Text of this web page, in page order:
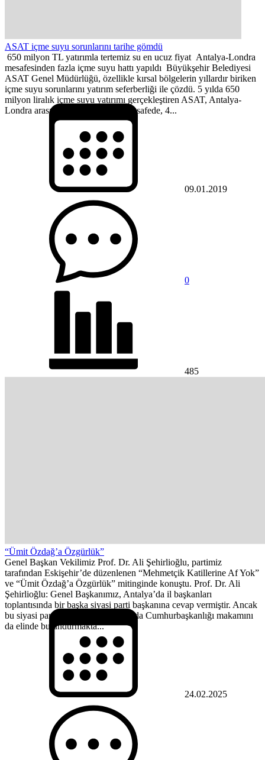
ASAT içme suyu sorunlarını tarihe gömdü
650 milyon TL yatırımla tertemiz su en ucuz fiyat Antalya-Londra
mesafesinden fazla içme suyu hattı yapıldı Büyükşehir Belediyesi
ASAT Genel Müdürlüğü, özellikle kırsal bölgelerin yıllardır biriken
içme suyu sorunlarını yatırım seferberliği ile çözdü. 5 yılda 650
milyon liralık içme suyu yatırımı gerçekleştiren ASAT, Antalya-
Londra arasından daha uzun bir mesafede, 4...
09.01.2019
0
485
“Ümit Özdağ’a Özgürlük”
Genel Başkan Vekilimiz Prof. Dr. Ali Şehirlioğlu, partimiz
tarafından Eskişehir’de düzenlenen “Mehmetçik Katillerine Af Yok”
ve “Ümit Özdağ’a Özgürlük” mitinginde konuştu. Prof. Dr. Ali
Şehirlioğlu: Genel Başkanımız, Antalya’da il başkanları
toplantısında bir başka siyasi parti başkanına cevap vermiştir. Ancak
bu siyasi parti başkanı, aynı zamanda Cumhurbaşkanlığı makamını
da elinde bulundurmakta...
24.02.2025